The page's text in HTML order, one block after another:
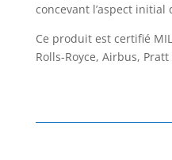
concevant l’aspect initial
Ce produit est certifié
Rolls-Royce, Airbus,